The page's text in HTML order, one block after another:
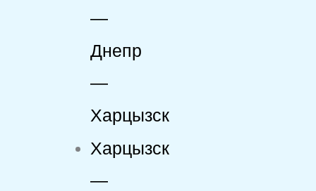
—
Днепр
—
Харцызск
Харцызск
—